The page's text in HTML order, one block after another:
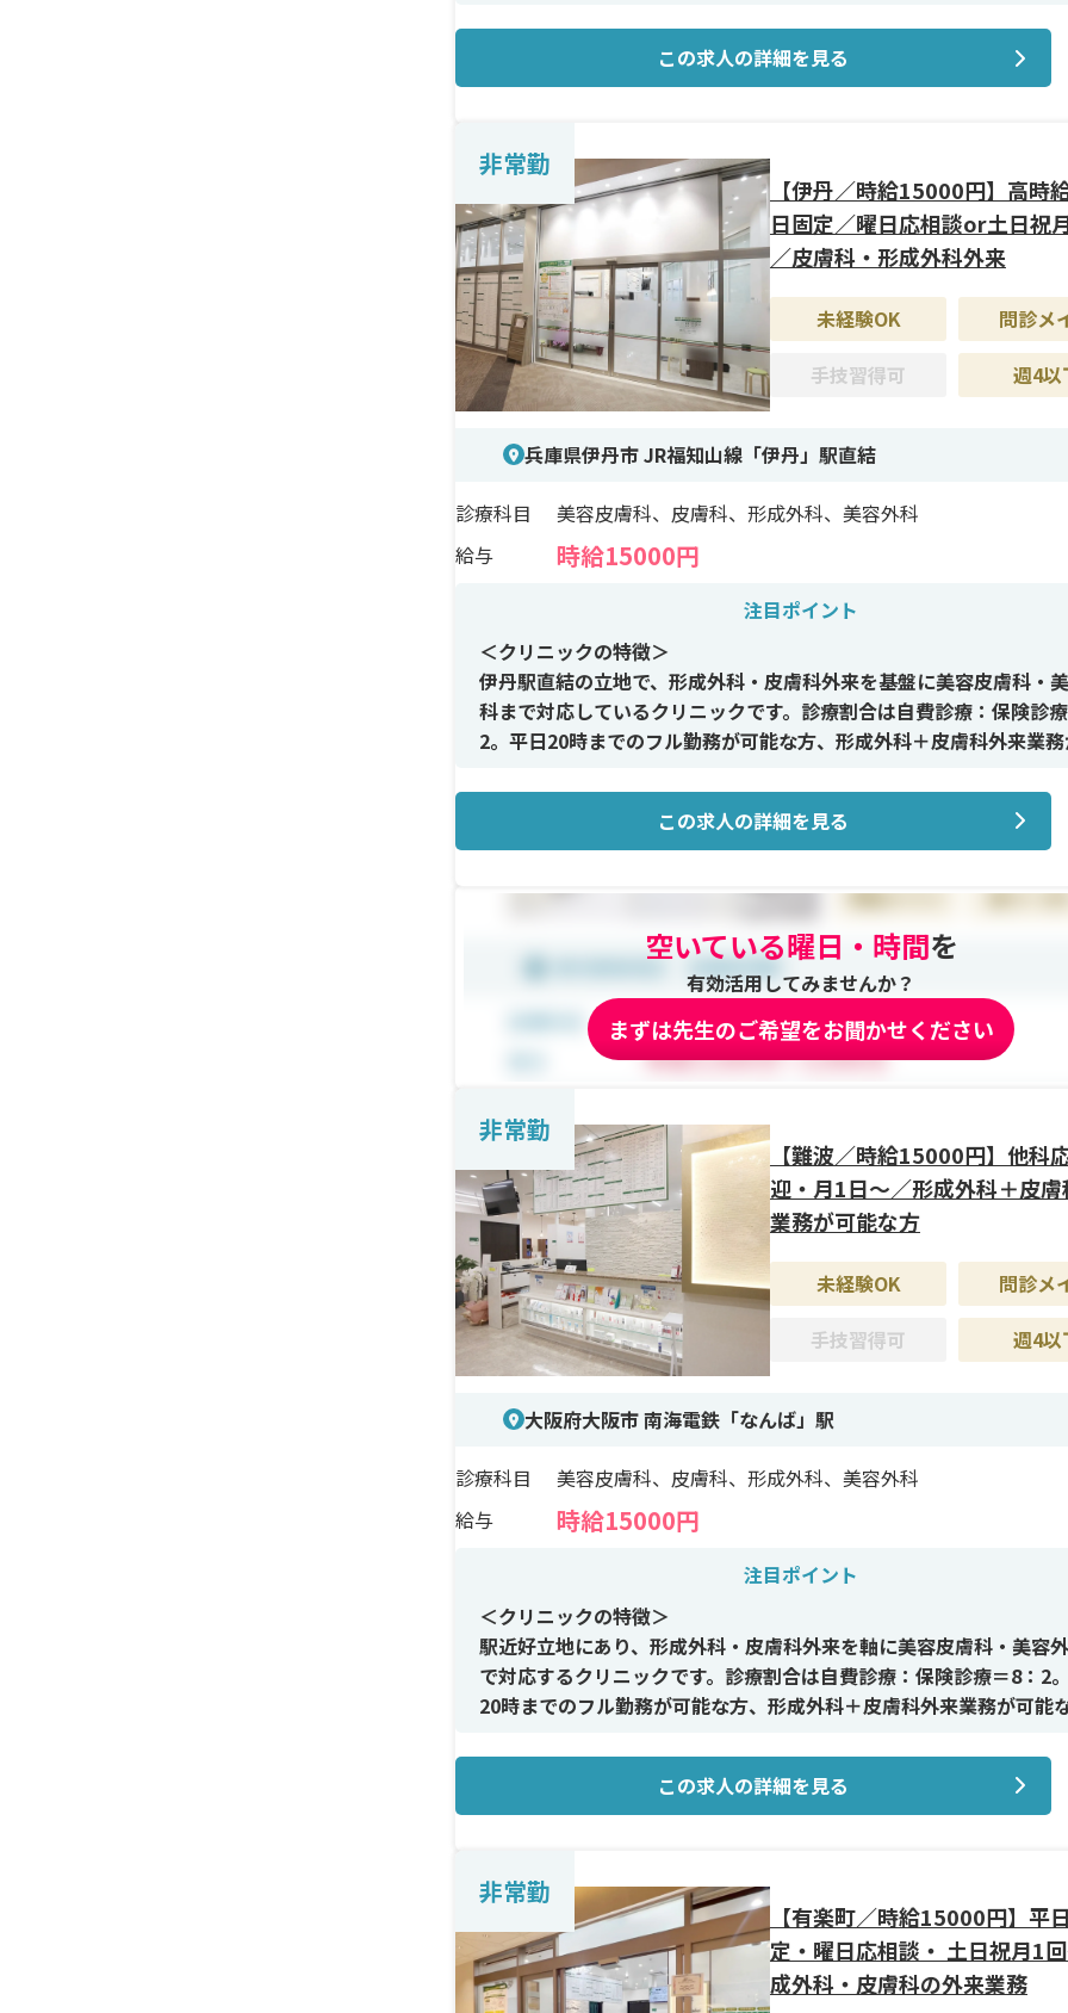
美容外科では二重、鼻、輪郭形成などのオペ、美容皮膚科では注入系
美容外科経験をお持ちで、さらにスキルの幅を広げたい方や、特定領
経験を深めたい先生に最適な環境です。
＜待遇＞
非常勤・スポット勤務から相談可能。前職の給与やご希望をもとに、
に条件交渉させていただきます。
時短勤務の相談も可能で、ライフスタイルに合わせた働き方が叶い
この求人の詳細を見る
非常勤
【伊丹／時給15000円】高時
日固定／曜日応相談or土日祝
／皮膚科・形成外科外来
未経験OK
問診メ
手技習得可
週4以
兵庫県伊丹市 JR福知山線「伊丹」駅直結
診療科目
美容皮膚科、皮膚科、形成外科、美容外科
給与
時給15000円
注目ポイント
＜クリニックの特徴＞
伊丹駅直結の立地で、形成外科・皮膚科外来を基盤に美容皮膚科・
科まで対応しているクリニックです。診療割合は自費診療：保険診療
2。平日20時までのフル勤務が可能な方、形成外科＋皮膚科外来業
美容皮膚科領域のレーザー照射、簡単な施術、施術内容の説明や問診
が中心です。形成外科・皮膚科外来と並行しながら、自費診療の経験
＜待遇＞
非常勤でも高水準の時給設定があり、勤務条件や継続年数に応じて昇
見込めます。土日祝は高時給で、月1回から勤務可能です。
この求人の詳細を見る
空いている曜日・時間を
有効活用してみませんか？
まずは先生のご希望をお聞かせください
非常勤
【難波／時給15000円】他科
迎・月1日～／形成外科＋皮膚
業務が可能な方
未経験OK
問診メ
手技習得可
週4以
大阪府大阪市 南海電鉄「なんば」駅
診療科目
美容皮膚科、皮膚科、形成外科、美容外科
給与
時給15000円
注目ポイント
＜クリニックの特徴＞
駅近好立地にあり、形成外科・皮膚科外来を軸に美容皮膚科・美容
で対応するクリニックです。診療割合は自費診療：保険診療＝8：2
20時までのフル勤務が可能な方、形成外科＋皮膚科外来業務が可能
美容皮膚科のレーザー治療や簡単な施術、施術内容の説明・問診対応
土日祝は高時給設定で、勤務継続により昇給もあり。非常勤でも収
プを目指しやすく、勤務日数や時間の相談が可能です。
この求人の詳細を見る
非常勤
【有楽町／時給15000円】平
定・曜日応相談・ 土日祝月1
成外科・皮膚科の外来業務